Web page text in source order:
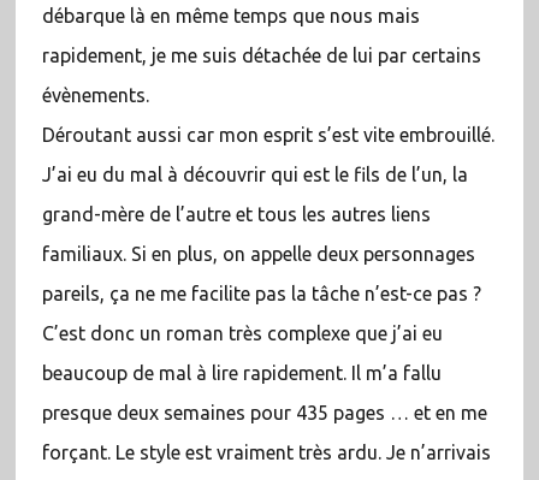
débarque là en même temps que nous mais
rapidement, je me suis détachée de lui par certains
évènements.
Déroutant aussi car mon esprit s’est vite embrouillé.
J’ai eu du mal à découvrir qui est le fils de l’un, la
grand-mère de l’autre et tous les autres liens
familiaux. Si en plus, on appelle deux personnages
pareils, ça ne me facilite pas la tâche n’est-ce pas ?
C’est donc un roman très complexe que j’ai eu
beaucoup de mal à lire rapidement. Il m’a fallu
presque deux semaines pour 435 pages … et en me
forçant. Le style est vraiment très ardu. Je n’arrivais